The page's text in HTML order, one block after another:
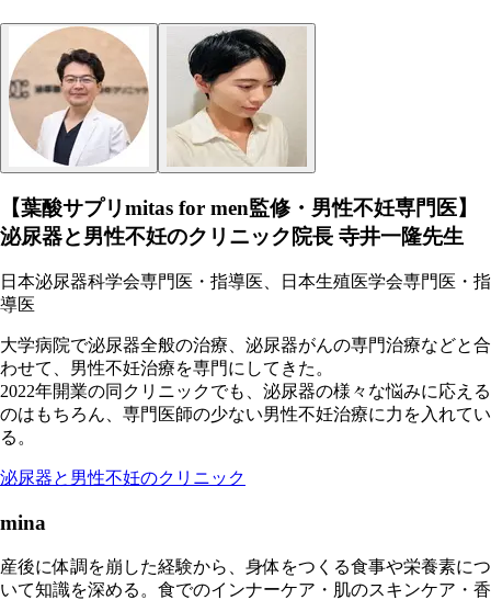
【葉酸サプリmitas for men監修・男性不妊専門医】
泌尿器と男性不妊のクリニック院長 寺井一隆先生
日本泌尿器科学会専門医・指導医、日本生殖医学会専門医・指
導医
大学病院で泌尿器全般の治療、泌尿器がんの専門治療などと合
わせて、男性不妊治療を専門にしてきた。
2022年開業の同クリニックでも、泌尿器の様々な悩みに応える
のはもちろん、専門医師の少ない男性不妊治療に力を入れてい
る。
泌尿器と男性不妊のクリニック
mina
産後に体調を崩した経験から、身体をつくる食事や栄養素につ
いて知識を深める。食でのインナーケア・肌のスキンケア・香